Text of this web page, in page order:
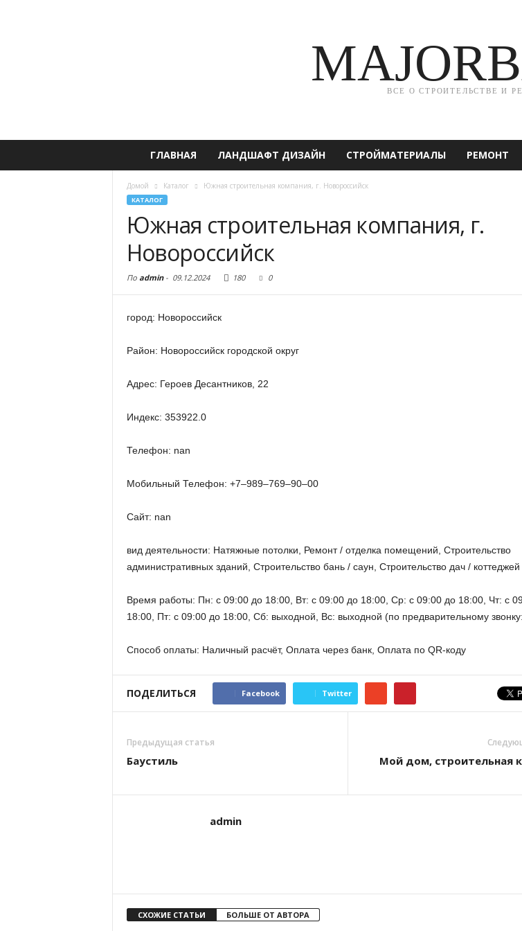
ВСЕ О СТРОИТЕЛЬСТВЕ И
ГЛАВНАЯ ЛАНДШАФТ ДИЗАЙН СТРОЙМАТЕРИАЛЫ РЕМОНТ
Домой Каталог Южная строительная компания, г. Новороссийск
КАТАЛОГ
Южная строительная компания, г.
Новороссийск
По admin- 09.12.2024 180 0
город: Новороссийск
Район: Новороссийск городской округ
Адрес: Героев Десантников, 22
Индекс: 353922.0
Телефон: nan
Мобильный Телефон: +7‒989‒769‒90‒00
Сайт: nan
вид деятельности: Натяжные потолки, Ремонт / отделка помещений, Строительство
административных зданий, Строительство бань / саун, Строительство дач / коттеджей
Время работы: Пн: с 09:00 до 18:00, Вт: с 09:00 до 18:00, Ср: с 09:00 до 18:00, Чт: с
18:00, Пт: с 09:00 до 18:00, Сб: выходной, Вс: выходной (по предварительному
Способ оплаты: Наличный расчёт, Оплата через банк, Оплата по QR-коду
ПОДЕЛИТЬСЯ Facebook Twitter
Предыдущая статья
Баустиль Мой дом, строительная
admin
СХОЖИЕ СТАТЬИ БОЛЬШЕ ОТ АВТОРА